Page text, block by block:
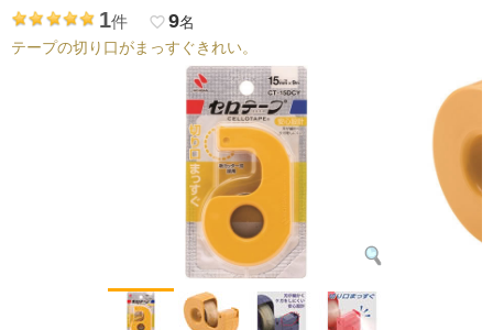
1件 favorite_border9名
テープの切り口がまっすぐきれい。